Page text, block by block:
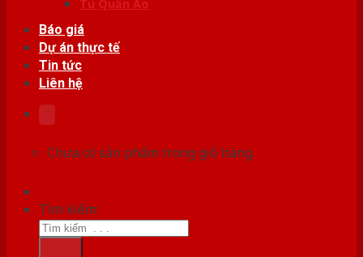
Tủ Quần Áo
Báo giá
Dự án thực tế
Tin tức
Liên hệ
Chưa có sản phẩm trong giỏ hàng.
Tìm kiếm: